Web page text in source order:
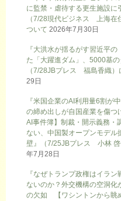
に監禁・虐待する更生施設に
（7/28現代ビジネス 上海在
ついて 2026年7月30日
『大洪水が揺るがす習近平
た「大躍進ダム」、5000基の
（7/28JBプレス 福島香織）
29日
『米国企業のAI利用量6割が
の締め出しが自国産業を傷
AI事件簿】制裁・開示義務・
ない、中国製オープンモデル
壁』（7/25JBプレス 小林 啓
年7月28日
『なぜトランプ政権はイラ
ないのか？外交機構の空洞化
の欠如 【ワシントンから眺